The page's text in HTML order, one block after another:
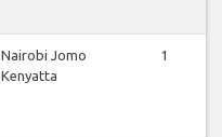
Nairobi Jomo
Kenyatta
1